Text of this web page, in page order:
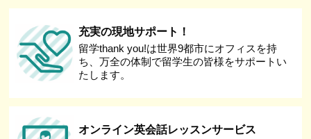
充実の現地サポート！
留学thank you!は世界9都市にオフィスを持
ち、万全の体制で留学生の皆様をサポートい
たします。
オンライン英会話レッスンサービス